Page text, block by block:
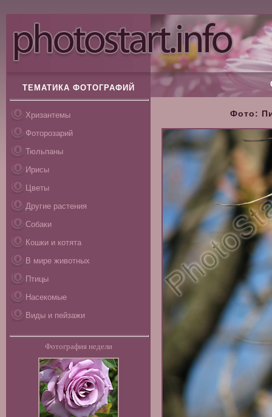
ТЕМАТИКА ФОТОГРАФИЙ
Хризантемы
Фоторозарий
Тюльпаны
Ирисы
Цветы
Другие растения
Собаки
Кошки и котята
В мире животных
Птицы
Насекомые
Виды и пейзажи
Фотография недели
Фото: